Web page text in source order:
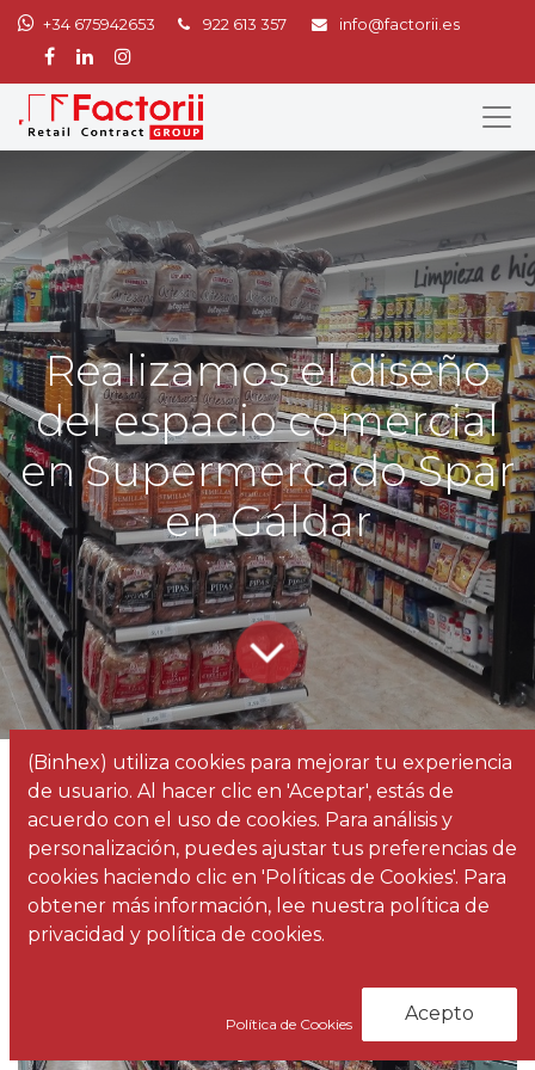
+34 675942653 922 613 357 info@factorii.es
Realizamos el diseño
del espacio comercial
en Supermercado Spar
en Gáldar
Todos
los
blogs
Noticias
Realizamos el diseño del espacio comercial en Supermercado Spar en Gáldar
(Binhex) utiliza cookies para mejorar tu experiencia
de usuario. Al hacer clic en 'Aceptar', estás de
acuerdo con el uso de cookies. Para análisis y
personalización, puedes ajustar tus preferencias de
cookies haciendo clic en 'Políticas de Cookies'. Para
obtener más información, lee nuestra política de
privacidad y política de cookies.
Política de Cookies Acepto